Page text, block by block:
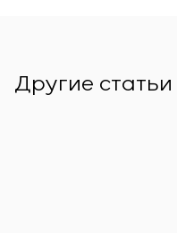
Другие статьи